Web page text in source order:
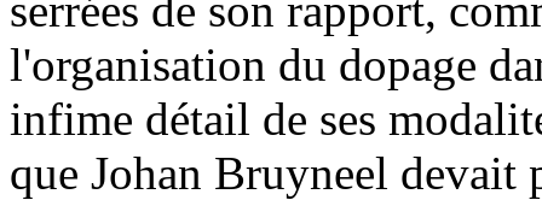
l'organisation du dopage
infime détail de ses
que Johan Bruyneel devait